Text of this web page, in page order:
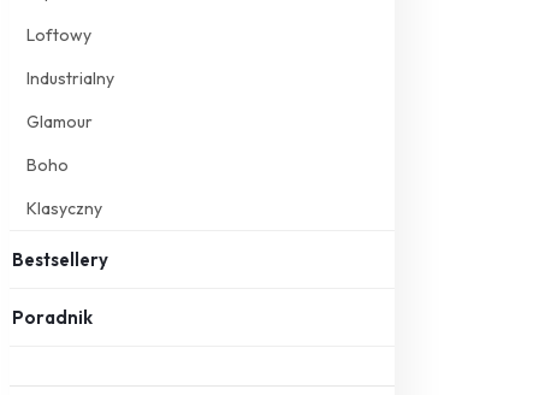
Loftowy
Industrialny
Glamour
Boho
Klasyczny
Bestsellery
Poradnik